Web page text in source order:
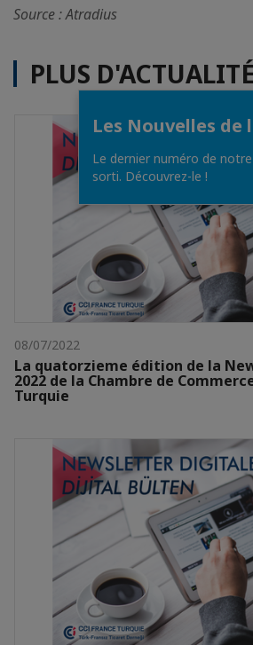
Source : Atradius
PLUS
08/07/2022
La quatorzieme édition de la
2022 de la Chambre de
Turquie
Les Nouvelles de
Le dernier numéro de
sorti. Découvrez-le !